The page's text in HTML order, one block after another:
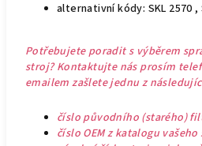
alternativní kódy: SKL 2570 ,
Potřebujete poradit s výběrem
stroj? Kontaktujte nás prosím
emailem zašlete jednu z
číslo původního (starého)
číslo OEM z katalogu